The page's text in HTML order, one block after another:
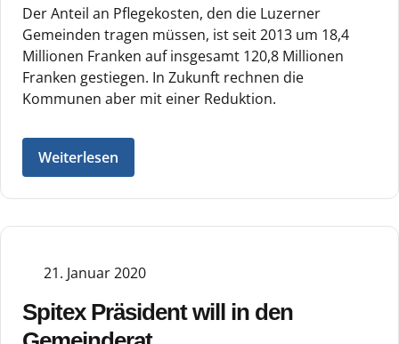
Der Anteil an Pflegekosten, den die Luzerner
Gemeinden tragen müssen, ist seit 2013 um 18,4
Millionen Franken auf insgesamt 120,8 Millionen
Franken gestiegen. In Zukunft rechnen die
Kommunen aber mit einer Reduktion.
Weiterlesen
21. Januar 2020
Spitex Präsident will in den